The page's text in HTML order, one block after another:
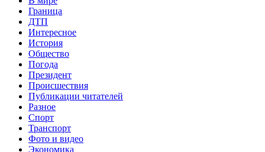
Граница
ДТП
Интересное
История
Общество
Погода
Президент
Происшествия
Публикации читателей
Разное
Спорт
Транспорт
Фото и видео
Экономика